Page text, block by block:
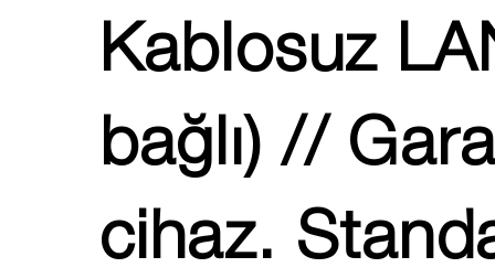
Kablosuz
bağlı) //
cihaz.